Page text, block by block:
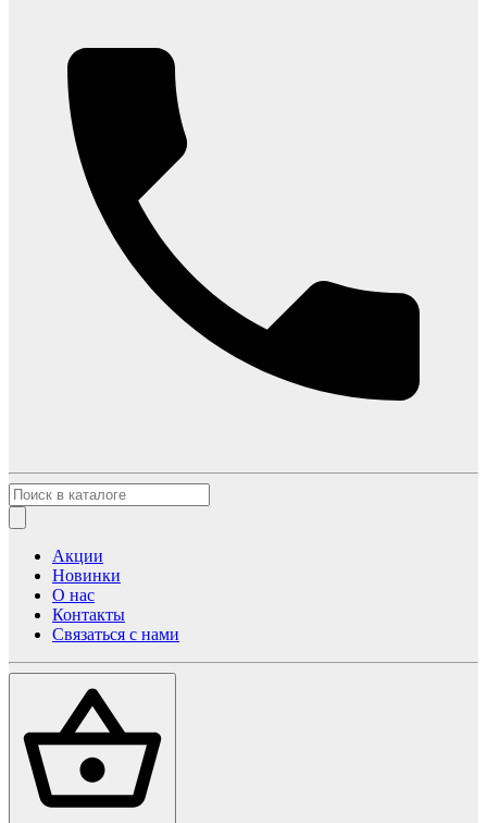
Акции
Новинки
О нас
Контакты
Связаться с нами